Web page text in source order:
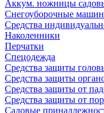
Аккум. ножницы
Снегоуборочные
Средства
Наколенники
Перчатки
Спецодежда
Средства защиты
Средства защиты
Средства защиты от
Средства защиты от
Садовые